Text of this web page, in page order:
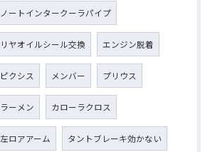
ノートインタークーラパイプ
リヤオイルシール交換 エンジン脱着
ピクシス メンバー プリウス
ラーメン カローラクロス
左ロアアーム タントブレーキ効かない